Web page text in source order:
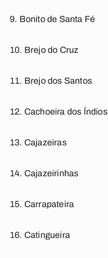
Bonito de Santa Fé
Brejo do Cruz
Brejo dos Santos
Cachoeira dos Índios
Cajazeiras
Cajazeirinhas
Carrapateira
Catingueira